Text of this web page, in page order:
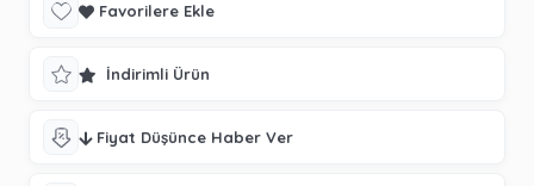
Favorilere Ekle
İndirimli Ürün
Fiyat Düşünce Haber Ver